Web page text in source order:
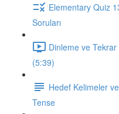
Elementary Quiz
Soruları
Dinleme ve
(5:39)
Hedef Kelimeler
Tense